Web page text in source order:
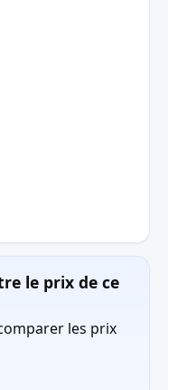
le prix de ce
les prix